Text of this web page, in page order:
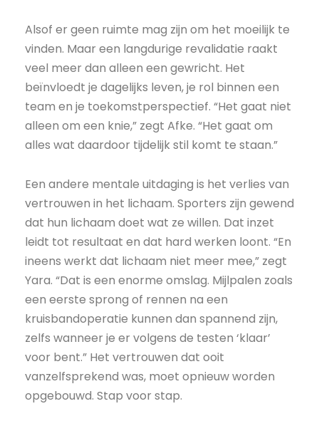
Alsof er geen ruimte mag zijn om het moeilijk te
vinden. Maar een langdurige revalidatie raakt
veel meer dan alleen een gewricht. Het
beïnvloedt je dagelijks leven, je rol binnen een
team en je toekomstperspectief. “Het gaat niet
alleen om een knie,” zegt Afke. “Het gaat om
alles wat daardoor tijdelijk stil komt te staan.”
Een andere mentale uitdaging is het verlies van
vertrouwen in het lichaam. Sporters zijn gewend
dat hun lichaam doet wat ze willen. Dat inzet
leidt tot resultaat en dat hard werken loont. “En
ineens werkt dat lichaam niet meer mee,” zegt
Yara. “Dat is een enorme omslag. Mijlpalen zoals
een eerste sprong of rennen na een
kruisbandoperatie kunnen dan spannend zijn,
zelfs wanneer je er volgens de testen ‘klaar’
voor bent.” Het vertrouwen dat ooit
vanzelfsprekend was, moet opnieuw worden
opgebouwd. Stap voor stap.